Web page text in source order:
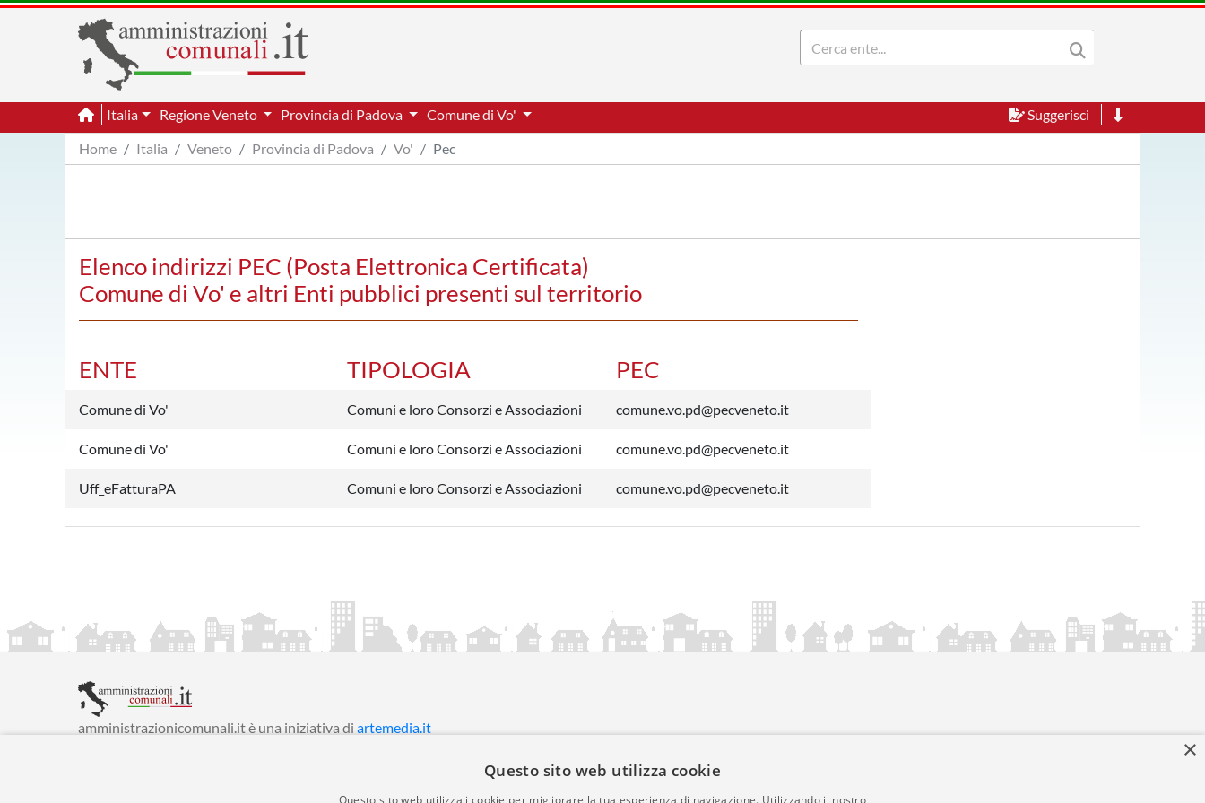
Italia Regione Veneto Provincia di Padova Comune di Vo'
Suggerisci
Home
Italia Veneto Provincia di Padova Vo' Pec
Elenco indirizzi PEC (Posta Elettronica Certificata)
Comune di Vo' e altri Enti pubblici presenti sul territorio
ENTE TIPOLOGIA PEC
Comune di Vo' Comuni e loro Consorzi e Associazioni comune.vo.pd@pecveneto.it
Comune di Vo' Comuni e loro Consorzi e Associazioni comune.vo.pd@pecveneto.it
Uff_eFatturaPA Comuni e loro Consorzi e Associazioni comune.vo.pd@pecveneto.it
amministrazionicomunali.it è una iniziativa di artemedia.it
Informativa Cookies • Time 0.0079
×
Questo sito web utilizza cookie
Questo sito web utilizza i cookie per migliorare la tua esperienza di navigazione. Utilizzando il nostro